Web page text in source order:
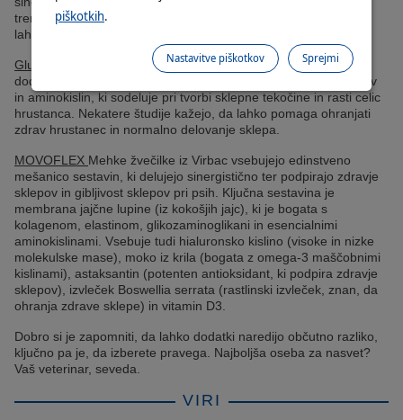
trenje v sklepih) in deluje kot mazivo. Kot sestavina v dodatkih
lahko pomaga ohranjati sklepe in njihovo gibljivost.
Glukozamin
je še ena pogosta sestavina, ki jo najdemo v
dodatkih za sklepe. Je naravna spojina sestavljena iz sladkorjev
in aminokislin, ki sodeluje pri tvorbi sklepne tekočine in rasti celic
hrustanca. Nekatere študije kažejo, da lahko pomaga ohranjati
zdrav hrustanec in normalno delovanje sklepa.
MOVOFLEX Mehke žvečilke iz Virbac vsebujejo edinstveno
mešanico sestavin, ki delujejo sinergistično ter podpirajo zdravje
sklepov in gibljivost sklepov pri psih. Ključna sestavina je
membrana jajčne lupine (iz kokošjih jajc), ki je bogata s
kolagenom, elastinom, glikozaminoglikani in esencialnimi
aminokislinami. Vsebuje tudi hialuronsko kislino (visoke in nizke
molekulske mase), moko iz krila (bogata z omega-3 maščobnimi
kislinami), astaksantin (potenten antioksidant, ki podpira zdravje
sklepov), izvleček Boswellia serrata (rastlinski izvleček, znan, da
ohranja zdrave sklepe) in vitamin D3.
Dobro si je zapomniti, da lahko dodatki naredijo občutno razliko,
ključno pa je, da izberete pravega. Najboljša oseba za nasvet?
Vaš veterinar, seveda.
VIRI
piškotkih.
Sprejmi
Nastavitve piškotkov